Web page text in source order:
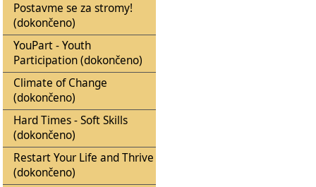
Postavme se za stromy!
(dokončeno)
YouPart - Youth
Participation (dokončeno)
Climate of Change
(dokončeno)
Hard Times - Soft Skills
(dokončeno)
Restart Your Life and Thrive
(dokončeno)